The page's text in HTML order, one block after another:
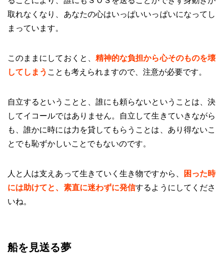
取れなくなり、あなたの心はいっぱいいっぱいになってし
まっています。
このままにしておくと、 精神的な負担から心そのものを壊
してしまう ことも考えられますので、注意が必要です。
自立するということと、誰にも頼らないということは、決
してイコールではありません。自立して生きていきながら
も、誰かに時には力を貸してもらうことは、あり得ないこ
とでも恥ずかしいことでもないのです。
人と人は支えあって生きていく生き物ですから、
困った時
には助けてと、素直に迷わずに発信するようにしてくださ
いね。
船を見送る夢